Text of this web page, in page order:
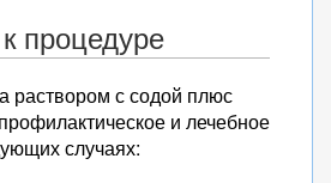
процедуре
раствором с содой плюс
и лечебное
случаях: